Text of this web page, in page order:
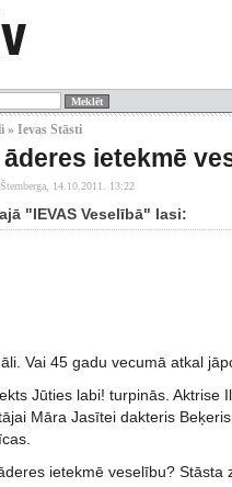
» Ievas Stāsti
āderes ietekmē
14.10.2011. 13:22
"IEVAS Veselībā" lasi:
Vai 45 gadu vecumā atkal
Jūties labi! turpinās. Aktrise
Māra Jasītei dakteris
ietekmē veselību? Stāsta